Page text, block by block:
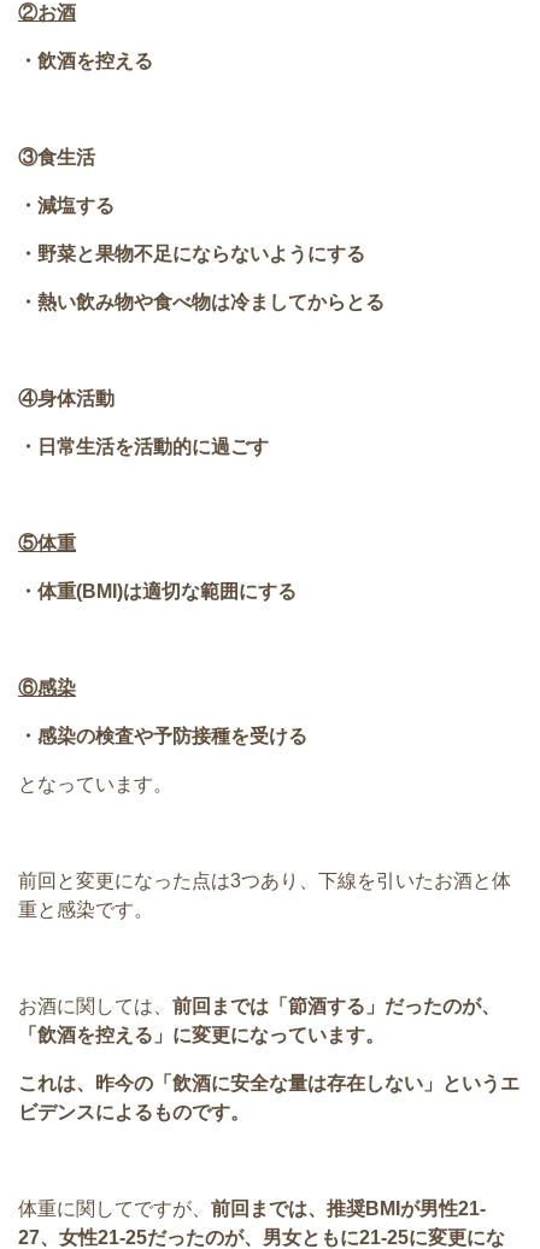
②お酒
・飲酒を控える
③食生活
・減塩する
・野菜と果物不足にならないようにする
・熱い飲み物や食べ物は冷ましてからとる
④身体活動
・日常生活を活動的に過ごす
⑤体重
・体重(BMI)は適切な範囲にする
⑥感染
・感染の検査や予防接種を受ける
となっています。
前回と変更になった点は3つあり、下線を引いたお酒と体
重と感染です。
お酒に関しては、 前回までは「節酒する」だったのが、
「飲酒を控える」に変更になっています。
これは、昨今の「飲酒に安全な量は存在しない」というエ
ビデンスによるものです。
体重に関してですが、 前回までは、推奨BMIが男性21-
27、女性21-25だったのが、男女ともに21-25に変更にな